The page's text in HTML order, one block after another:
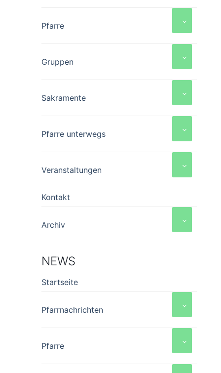
Pfarre
Gruppen
Sakramente
Pfarre unterwegs
Veranstaltungen
Kontakt
Archiv
NEWS
Startseite
Pfarrnachrichten
Pfarre